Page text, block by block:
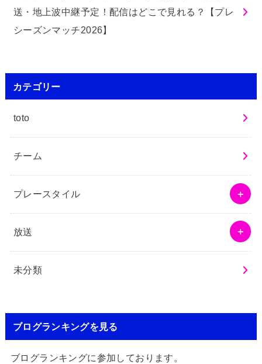
送・地上波中継予定！配信はどこで見れる？【プレ
シーズンマッチ2026】
カテゴリー
toto
チーム
プレースタイル
放送
未分類
ブログランキングを見る
ブログランキングに参加しております。